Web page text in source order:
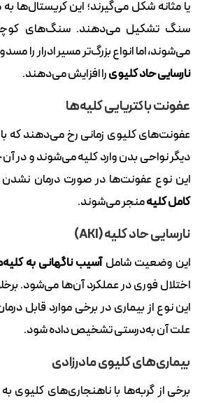
یا مثانه شکل می‌گیرند؛ این کریستال‌ها
سنگ تشکیل می‌دهند. سنگ‌های
می‌شوند، اما انواع بزرگ‌تر مسیر ادرار را
نارسایی حاد کلیویرا افزایش می‌دهند.
عفونت باکتریایی کلیه‌ها
عفونت‌های کلیوی زمانی رخ می‌دهند که
دیگر نواحی بدن وارد کلیه می‌شوند و در
این نوع عفونت‌ها در صورت درمان
کامل کلیهمنجر می‌شوند.
نارسایی حاد کلیه (AKI)
این وضعیت شاملآسیب ناگهانی به
اختلال فوری در عملکرد آن‌ها می‌شود.
این نوع از بیماری در برخی موارد قابل
علت آن به‌درستی تشخیص داده شود.
بیماری‌های کلیوی مادرزادی
برخی از گربه‌ها با ناهنجاری‌های کلیوی